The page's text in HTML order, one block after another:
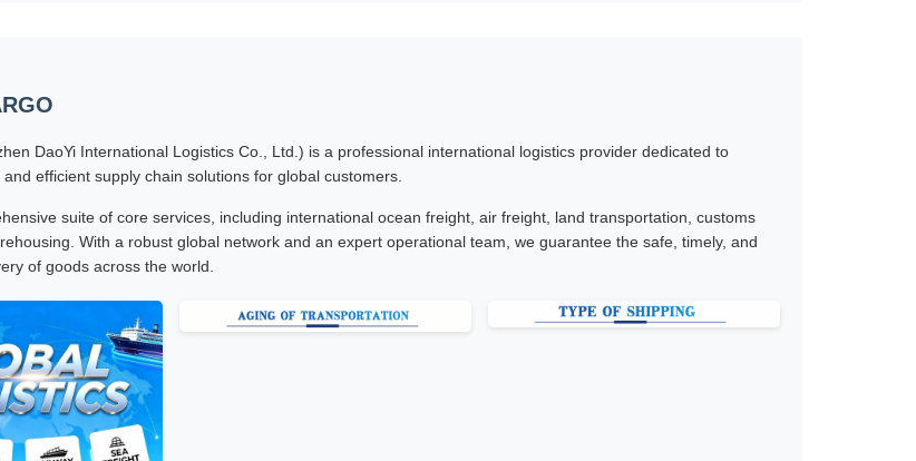
DaoYi International Logistics Co., Ltd.) is a professional international logistics provider dedicated to
efficient supply chain solutions for global customers.
suite of core services, including international ocean freight, air freight, land transportation, customs
With a robust global network and an expert operational team, we guarantee the safe, timely, and
of goods across the world.